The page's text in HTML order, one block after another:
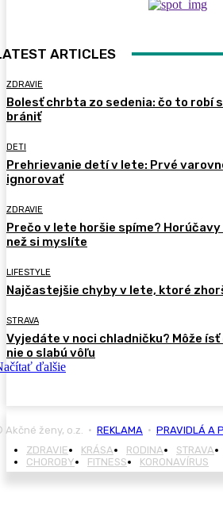
ARTICLES
ZDRAVIE
Bolesť chrbta zo sedenia: čo to robí
brániť
DETI
Prehrievanie detí v lete: Prvé
ignorovať
ZDRAVIE
Prečo v lete horšie spíme?
než si myslíte
LIFESTYLE
Najčastejšie chyby v lete, ktoré
STRAVA
Vyjedáte v noci chladničku? Môže
nie o slabú vôľu
ďalšie
Akčné ženy, o.z. • REKLAMA • PRAVIDLÁ A
ZDRAVIE
KRÁSA RODINA STRAVA
CHOROBY
FITNESS KORONAVÍRUS